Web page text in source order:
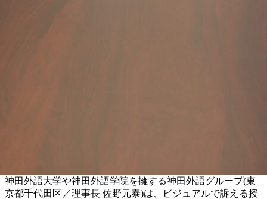
神田外語大学や神田外語学院を擁する神田外語グループ(東
京都千代田区／理事長 佐野元泰)は、ビジュアルで訴える授